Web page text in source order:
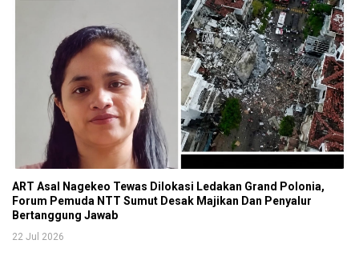
ART Asal Nagekeo Tewas Dilokasi Ledakan Grand Polonia,
Forum Pemuda NTT Sumut Desak Majikan Dan Penyalur
Bertanggung Jawab
22 Jul 2026